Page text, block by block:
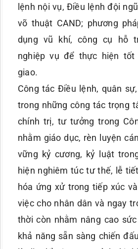
lệnh nội vụ, Điều lệnh đội
võ thuật CAND; phương
dụng vũ khí, công cụ hỗ
nghiệp vụ để thực hiện
giao.
Công tác Điều lệnh, quân
trong những công tác trọng
chính trị, tư tưởng trong
nhằm giáo dục, rèn luyện
vững kỷ cương, kỷ luật
hiện nghiêm túc tư thế, lễ
hóa ứng xử trong tiếp xúc
việc cho nhân dân và ngay
thời còn nhằm nâng cao
khả năng sẵn sàng chiến